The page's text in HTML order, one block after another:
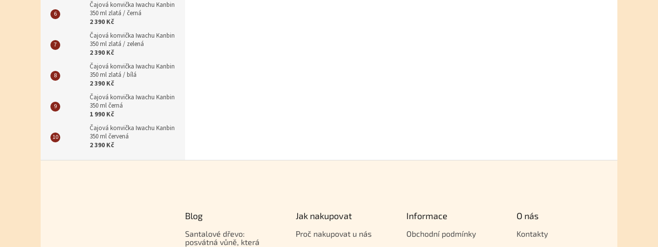
Čajová konvička Iwachu Kanbin
350 ml zlatá / černá
2 390 Kč
Čajová konvička Iwachu Kanbin
350 ml zlatá / zelená
2 390 Kč
Čajová konvička Iwachu Kanbin
350 ml zlatá / bílá
2 390 Kč
Čajová konvička Iwachu Kanbin
350 ml černá
1 990 Kč
Čajová konvička Iwachu Kanbin
350 ml červená
2 390 Kč
Blog
Santalové dřevo:
posvátná vůně, která
Jak nakupovat
Proč nakupovat u nás
Informace
Obchodní podmínky
O nás
Kontakty